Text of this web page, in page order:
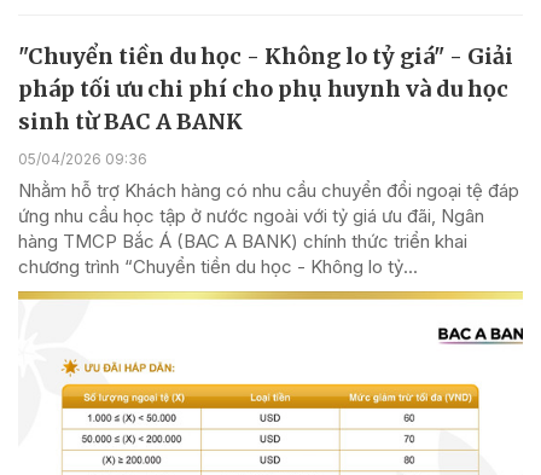
"Chuyển tiền du học - Không lo tỷ giá" - Giải
pháp tối ưu chi phí cho phụ huynh và du học
sinh từ BAC A BANK
05/04/2026 09:36
Nhằm hỗ trợ Khách hàng có nhu cầu chuyển đổi ngoại tệ đáp
ứng nhu cầu học tập ở nước ngoài với tỷ giá ưu đãi, Ngân
hàng TMCP Bắc Á (BAC A BANK) chính thức triển khai
chương trình “Chuyển tiền du học - Không lo tỷ...